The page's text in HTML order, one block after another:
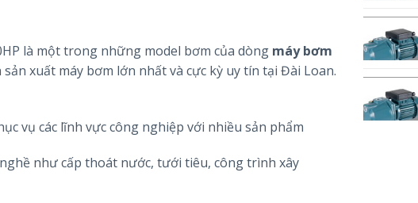
là một trong những model bơm của dòng máy bơm
xuất máy bơm lớn nhất và cực kỳ uy tín tại Đài Loan.
vụ các lĩnh vực công nghiệp với nhiều sản phẩm
như cấp thoát nước, tưới tiêu, công trình xây